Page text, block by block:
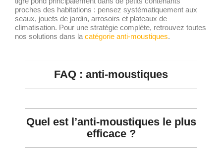
proches des habitations : pensez systématiquement aux
seaux, jouets de jardin, arrosoirs et plateaux de
climatisation. Pour une stratégie complète, retrouvez toutes
nos solutions dans lacatégorie anti-moustiques.
FAQ : anti-moustiques
Quel est l’anti-moustiques le plus
efficace ?